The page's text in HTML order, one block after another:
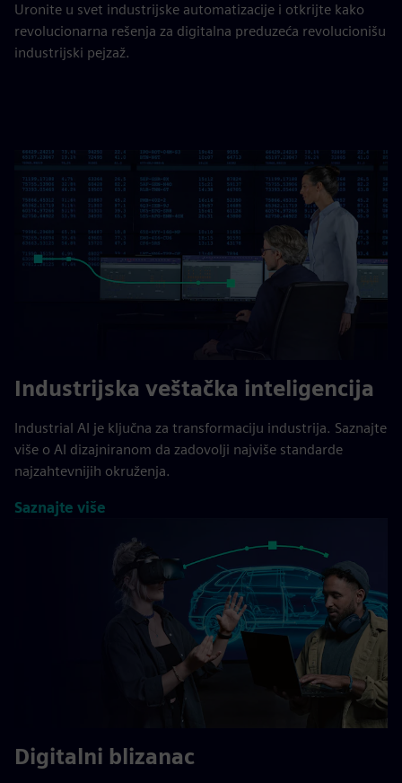
Uronite u svet industrijske automatizacije i otkrijte kako
revolucionarna rešenja za digitalna preduzeća revolucionišu
industrijski pejzaž.
Industrijska veštačka inteligencija
Industrial AI je ključna za transformaciju industrija. Saznajte
više o AI dizajniranom da zadovolji najviše standarde
najzahtevnijih okruženja.
Saznajte više
Digitalni blizanac